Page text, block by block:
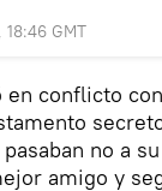
GMT
en conflicto
no a
amigo y